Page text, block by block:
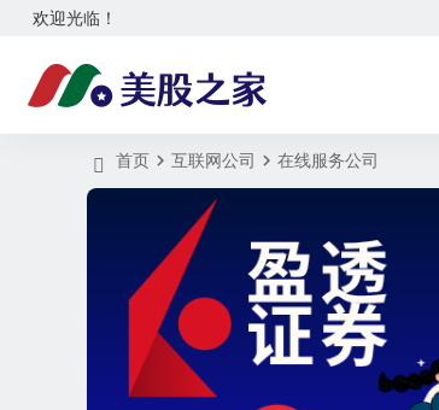
欢迎光临！
首页 互联网公司 在线服务公司